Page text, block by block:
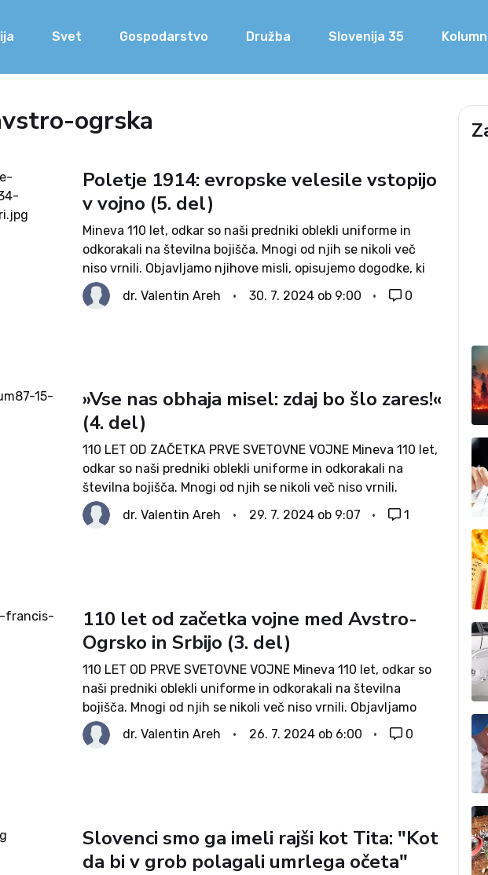
Svet Gospodarstvo Družba Slovenija 35
ogrska
Poletje 1914: evropske velesile vstopijo
v vojno (5. del)
Mineva 110 let, odkar so naši predniki oblekli uniforme in
odkorakali na številna bojišča. Mnogi od njih se nikoli več
niso vrnili. Objavljamo njihove misli, opisujemo dogodke, ki
so jih zaznamovali, in skrbi, ki jim niso dale spati.
Predstavljamo vam...
dr. Valentin Areh 30. 7. 2024 ob 9:00 0
»Vse nas obhaja misel: zdaj bo šlo zares!«
(4. del)
110 LET OD ZAČETKA PRVE SVETOVNE VOJNE Mineva 110 let,
odkar so naši predniki oblekli uniforme in odkorakali na
številna bojišča. Mnogi od njih se nikoli več niso vrnili.
Objavljamo njihove misli, opisujemo dogodke, ki so jih
zaznamovali, in skrbi,...
dr. Valentin Areh 29. 7. 2024 ob 9:07 1
110 let od začetka vojne med Avstro-
Ogrsko in Srbijo (3. del)
110 LET OD PRVE SVETOVNE VOJNE Mineva 110 let, odkar so
naši predniki oblekli uniforme in odkorakali na številna
bojišča. Mnogi od njih se nikoli več niso vrnili. Objavljamo
njihove misli, opisujemo dogodke, ki so jih zaznamovali, in
skrbi, ki...
dr. Valentin Areh 26. 7. 2024 ob 6:00 0
Slovenci smo ga imeli rajši kot Tita: "Kot
da bi v grob polagali umrlega očeta"